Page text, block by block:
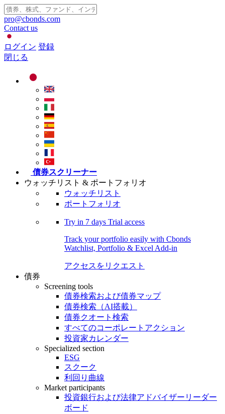
pro@cbonds.com
Contact us
ログイン 登録
閉じる
債券スクリーナー
ウォッチリスト & ポートフォリオ
ウォッチリスト
ポートフォリオ
Try in 7 days Trial access
Track your portfolio easily with Cbonds
Watchlist, Portfolio & Excel Add-in
アクセスをリクエスト
債券
Screening tools
債券検索および債券マップ
債券検索（AI搭載）
債券クオート検索
すべてのコーポレートアクション
投資家カレンダー
Specialized section
ESG
スクーク
利回り曲線
Market participants
投資銀行および法律アドバイザーリーダー
ボード